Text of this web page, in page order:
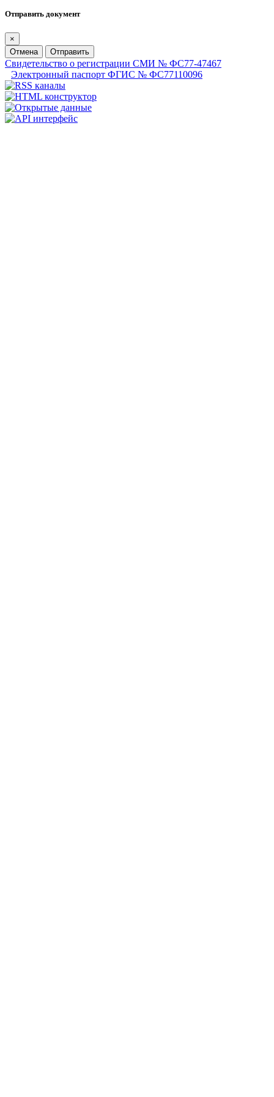
Отправить документ
×
Отмена
Отправить
Свидетельство о регистрации СМИ № ФС77-47467
Электронный паспорт ФГИС № ФС77110096